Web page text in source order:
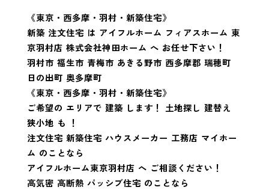
《東京・西多摩・羽村・新築住宅》
新築 注文住宅 は アイフルホーム フィアスホーム 東
京羽村店 株式会社神田ホーム へ お任せ下さい！
羽村市 福生市 青梅市 あきる野市 西多摩郡 瑞穂町
日の出町 奥多摩町
《東京・西多摩・羽村・新築住宅》
ご希望の エリアで 建築 します！ 土地探し 建替え
狭小地 も ！
注文住宅 新築住宅 ハウスメーカー 工務店 マイホー
ム のことなら
アイフルホーム東京羽村店 へ ご相談ください！
高気密 高断熱 パッシブ住宅 のことなら